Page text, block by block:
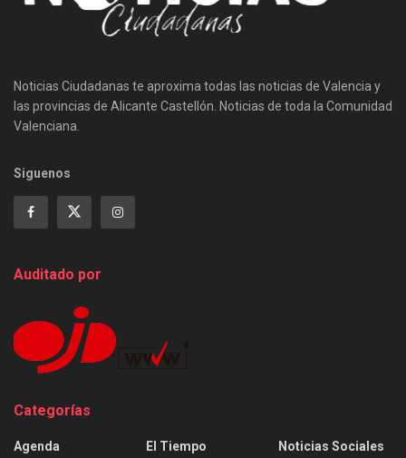
Noticias Ciudadanas te aproxima todas las noticias de Valencia y
las provincias de Alicante Castellón. Noticias de toda la Comunidad
Valenciana.
Siguenos
Auditado por
Categorías
Agenda
El Tiempo
Noticias Sociales